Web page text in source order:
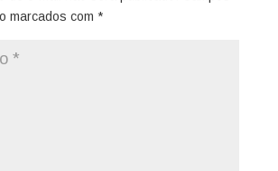
marcados com *